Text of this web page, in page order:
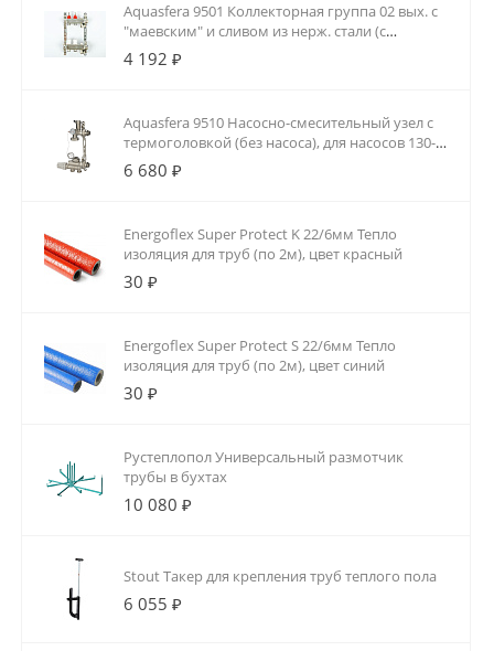
Aquasfera 9501 Коллекторная группа 02 вых. с
"маевским" и сливом из нерж. стали (с
расходомерами)
4 192 ₽
Aquasfera 9510 Насосно-смесительный узел с
термоголовкой (без насоса), для насосов 130-
180мм
6 680 ₽
Energoflex Super Protect K 22/6мм Тепло
изоляция для труб (по 2м), цвет красный
30 ₽
Energoflex Super Protect S 22/6мм Тепло
изоляция для труб (по 2м), цвет синий
30 ₽
Рустеплопол Универсальный размотчик
трубы в бухтах
10 080 ₽
Stout Такер для крепления труб теплого пола
6 055 ₽